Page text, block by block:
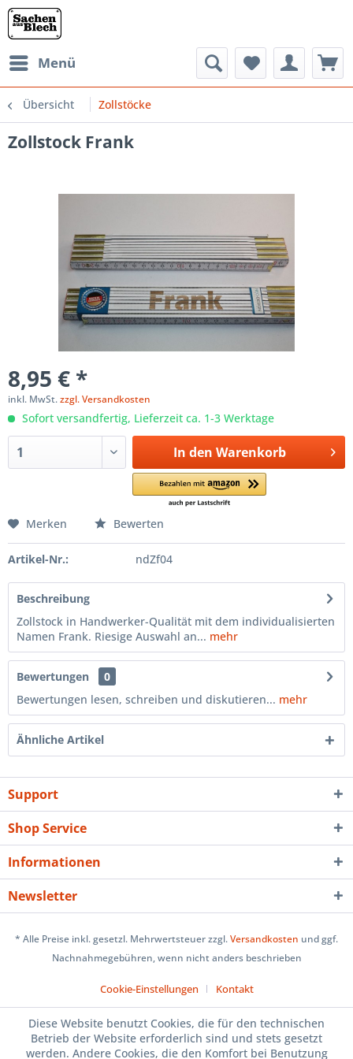
Menü
Übersicht Zollstöcke
Zollstock Frank
8,95 € *
inkl. MwSt.zzgl. Versandkosten
Sofort versandfertig, Lieferzeit ca. 1-3 Werktage
In den Warenkorb
Merken Bewerten
Artikel-Nr.: ndZf04
Beschreibung
Zollstock in Handwerker-Qualität mit dem individualisierten
Namen Frank. Riesige Auswahl an... mehr
Bewertungen
0
Bewertungen lesen, schreiben und diskutieren... mehr
Ähnliche Artikel
Support
Shop Service
Informationen
Newsletter
* Alle Preise inkl. gesetzl. Mehrwertsteuer zzgl.Versandkosten und ggf.
Nachnahmegebühren, wenn nicht anders beschrieben
Cookie-Einstellungen Kontakt
Diese Website benutzt Cookies, die für den technischen
Betrieb der Website erforderlich sind und stets gesetzt
werden. Andere Cookies, die den Komfort bei Benutzung